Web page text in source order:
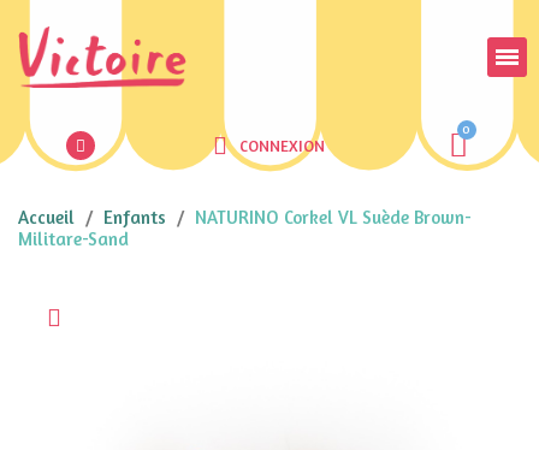
CONNEXION
Accueil Enfants
NATURINO Corkel VL Suède Brown-
Militare-Sand